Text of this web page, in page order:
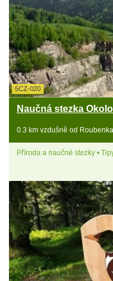
5CZ-020
Naučná stezka
0.3 km vzdušně od
Příroda a naučné stezky •